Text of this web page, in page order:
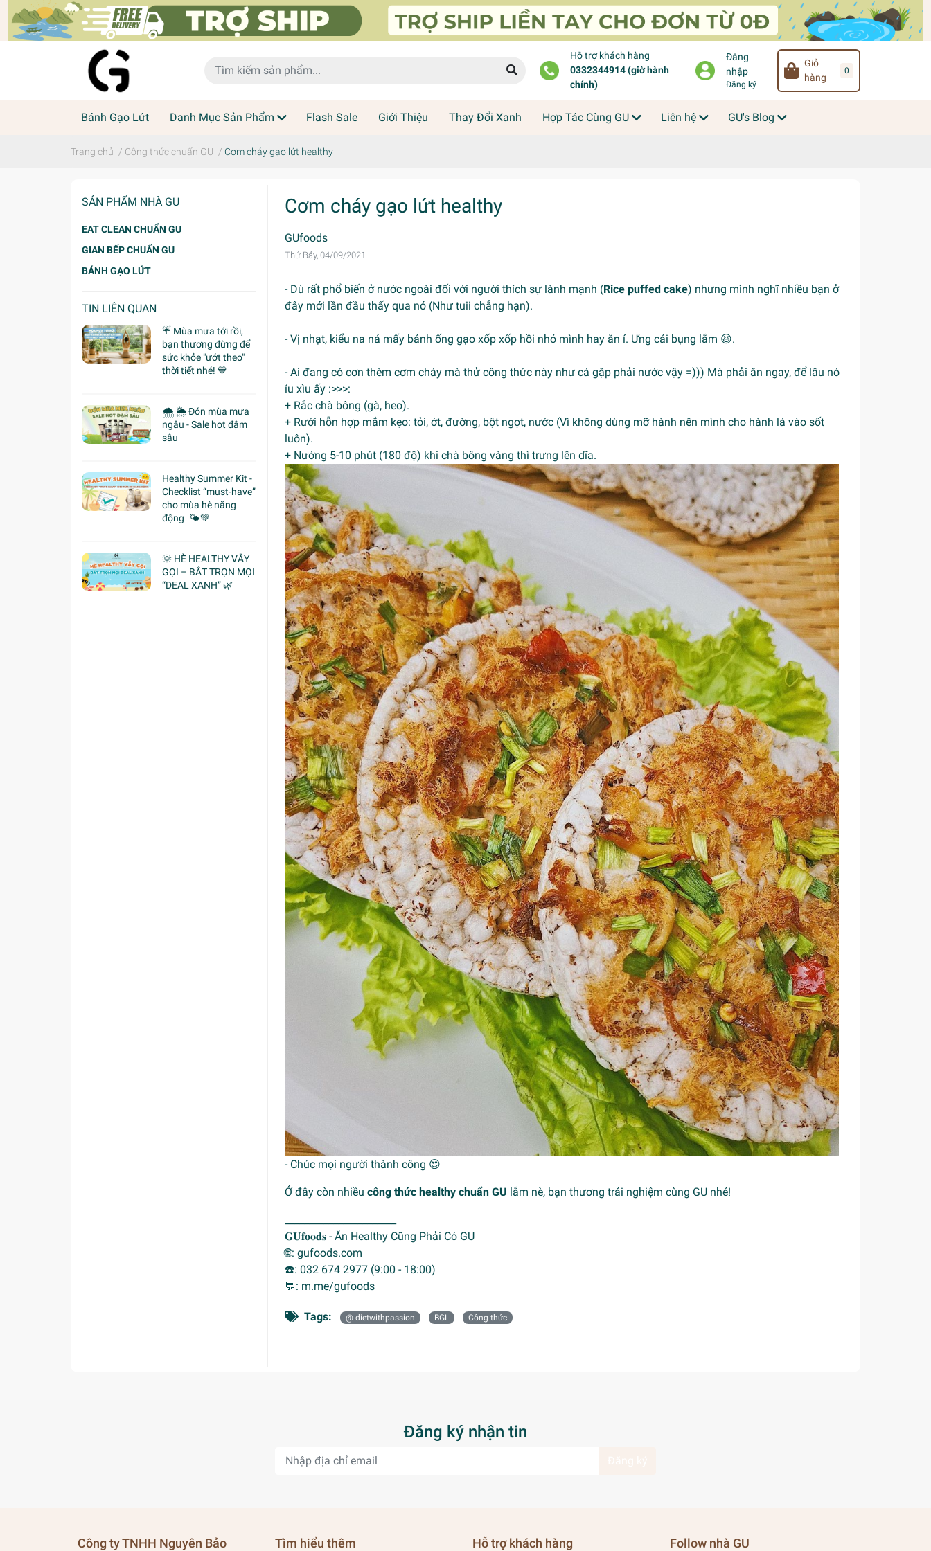
Hỗ trợ khách hàng
0332344914 (giờ hành
chính)
Đăng
nhập
Đăng ký
Giỏ
hàng
0
Bánh Gạo Lứt Danh Mục Sản Phẩm Flash Sale Giới Thiệu Thay Đổi Xanh Hợp Tác Cùng GU Liên hệ GU's Blog
Trang chủ / Công thức chuẩn GU / Cơm cháy gạo lứt healthy
SẢN PHẨM NHÀ GU
EAT CLEAN CHUẨN GU
GIAN BẾP CHUẨN GU
BÁNH GẠO LỨT
TIN LIÊN QUAN
☔ Mùa mưa tới rồi,
bạn thương đừng để
sức khỏe "ướt theo"
thời tiết nhé! 💙
🌨 🌦 Đón mùa mưa
ngâu - Sale hot đậm
sâu
Healthy Summer Kit -
Checklist “must-have”
cho mùa hè năng
động 🌤️💚
🌞 HÈ HEALTHY VẪY
GỌI – BẮT TRỌN MỌI
“DEAL XANH” 🌿
Cơm cháy gạo lứt healthy
GUfoods
Thứ Bảy, 04/09/2021
- Dù rất phổ biến ở nước ngoài đối với người thích sự lành mạnh (Rice puffed cake) nhưng mình nghĩ nhiều bạn ở
đây mới lần đầu thấy qua nó (Như tuii chẳng hạn).
- Vị nhạt, kiểu na ná mấy bánh ống gạo xốp xốp hồi nhỏ mình hay ăn í. Ưng cái bụng lắm 😆.
- Ai đang có cơn thèm cơm cháy mà thử công thức này như cá gặp phải nước vậy =))) Mà phải ăn ngay, để lâu nó
ỉu xìu ấy :>>>:
+ Rắc chà bông (gà, heo).
+ Rưới hỗn hợp mắm kẹo: tỏi, ớt, đường, bột ngọt, nước (Vì không dùng mỡ hành nên mình cho hành lá vào sốt
luôn).
+ Nướng 5-10 phút (180 độ) khi chà bông vàng thì trưng lên dĩa.
- Chúc mọi người thành công 😍
Ở đây còn nhiều công thức healthy chuẩn GU lắm nè, bạn thương trải nghiệm cùng GU nhé!
𝐆𝐔𝐟𝐨𝐨𝐝𝐬 - Ăn Healthy Cũng Phải Có GU
🌐: gufoods.com
☎️: 032 674 2977 (9:00 - 18:00)
💬: m.me/gufoods
Tags: @ dietwithpassion BGL Công thức
Đăng ký nhận tin
Công ty TNHH Nguyên Bảo
Tìm hiểu thêm Hỗ trợ khách hàng Follow nhà GU